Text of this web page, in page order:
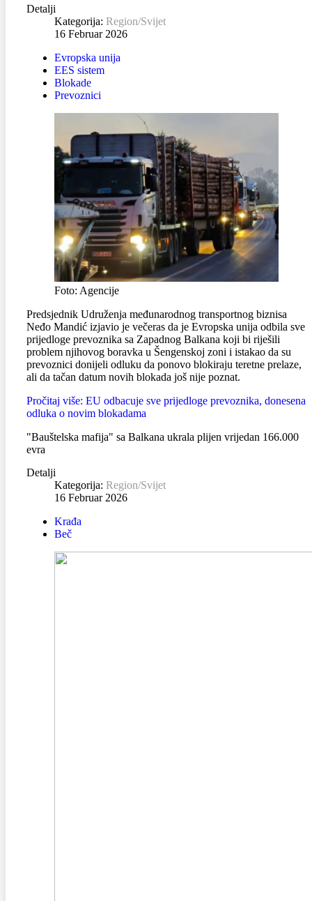
Detalji
Kategorija: Region/Svijet
16 Februar 2026
Evropska unija
EES sistem
Blokade
Prevoznici
Foto: Agencije
Predsjednik Udruženja međunarodnog transportnog biznisa
Neđo Mandić izjavio je večeras da je Evropska unija odbila sve
prijedloge prevoznika sa Zapadnog Balkana koji bi riješili
problem njihovog boravka u Šengenskoj zoni i istakao da su
prevoznici donijeli odluku da ponovo blokiraju teretne prelaze,
ali da tačan datum novih blokada još nije poznat.
Pročitaj više: EU odbacuje sve prijedloge prevoznika, donesena
odluka o novim blokadama
"Bauštelska mafija" sa Balkana ukrala plijen vrijedan 166.000
evra
Detalji
Kategorija: Region/Svijet
16 Februar 2026
Krađa
Beč